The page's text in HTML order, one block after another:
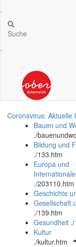
.
Suche
.
Coronavirus: Aktuelle
Bauen und
./
Bildung und
./133.htm
Europa und
./203110.htm
Geschichte
Gesellschaft
./139.htm
Gesundheit ./
Kultur
./kultur.htm